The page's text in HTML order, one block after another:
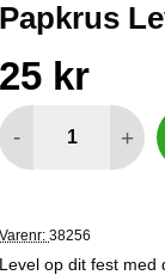
favorit
Papkrus
pris
25 kr
- +
Varenr: 38256
Level op dit fest med